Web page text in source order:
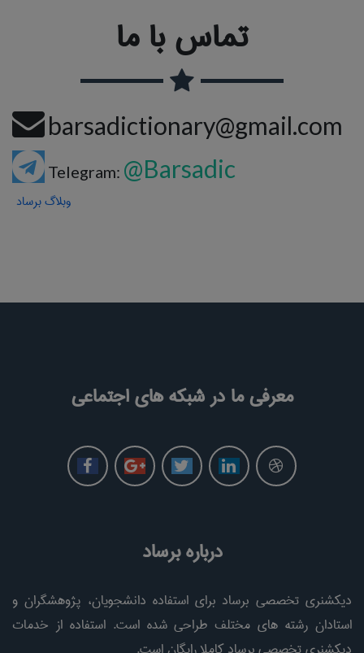
تماس با ما
barsadictionary@gmail.com
Telegram: @Barsadic
وبلاگ برساد
معرفی ما در شبکه های اجتماعی
درباره برساد
دیکشنری تخصصی برساد برای استفاده دانشجویان، پژوهشگران و
استادان رشته های مختلف طراحی شده است. استفاده از خدمات